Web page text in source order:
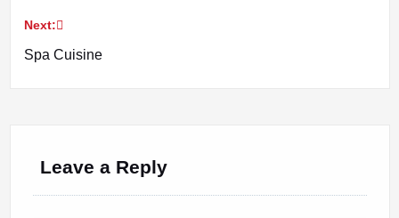
Next:
Spa Cuisine
Leave a Reply